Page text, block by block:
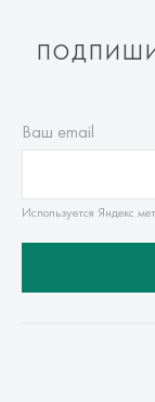
Ваш email
Используется Яндекс